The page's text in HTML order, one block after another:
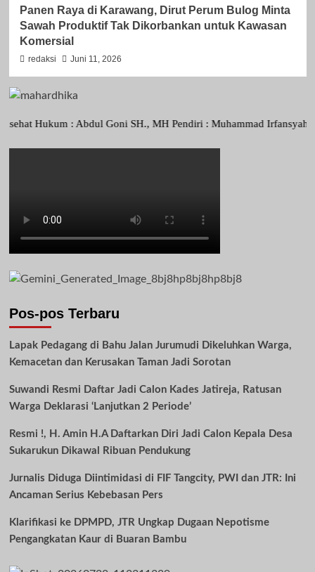
Panen Raya di Karawang, Dirut Perum Bulog Minta
Sawah Produktif Tak Dikorbankan untuk Kawasan
Komersial
redaksi Juni 11, 2026
Hukum : Abdul Goni SH., MH Pendiri : Muhammad Irfansyah,
Pos-pos Terbaru
Lapak Pedagang di Bahu Jalan Jurumudi Dikeluhkan Warga,
Kemacetan dan Kerusakan Taman Jadi Sorotan
Suwandi Resmi Daftar Jadi Calon Kades Jatireja, Ratusan
Warga Deklarasi ‘Lanjutkan 2 Periode’
Resmi !, H. Amin H.A Daftarkan Diri Jadi Calon Kepala Desa
Sukarukun Dikawal Ribuan Pendukung
Jurnalis Diduga Diintimidasi di FIF Tangcity, PWI dan JTR: Ini
Ancaman Serius Kebebasan Pers
Klarifikasi ke DPMPD, JTR Ungkap Dugaan Nepotisme
Pengangkatan Kaur di Buaran Bambu